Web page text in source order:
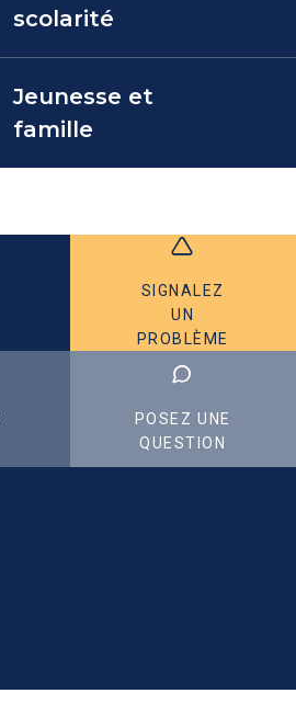
scolarité
Jeunesse et
famille
SIGNALEZ
UN
PROBLÈME
POSEZ UNE
QUESTION